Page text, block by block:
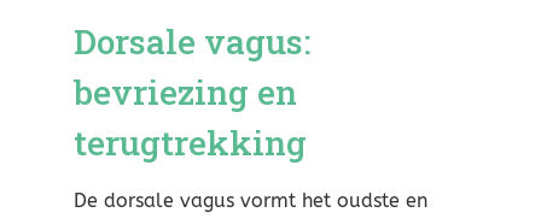
Dorsale vagus:
bevriezing en
terugtrekking
De dorsale vagus vormt het oudste en